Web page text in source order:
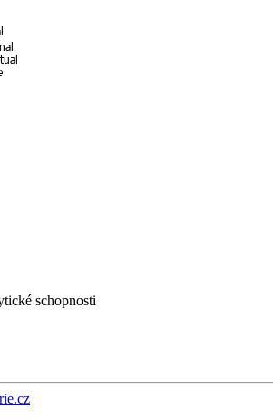
schopnosti